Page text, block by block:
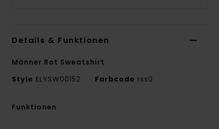
Details & Funktionen
Männer Rot Sweatshirt
Style ELYSW00152 Farbcode rss0
Funktionen